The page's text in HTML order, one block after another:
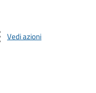
Vedi azioni